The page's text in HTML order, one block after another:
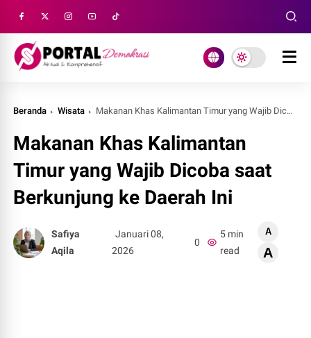
Beranda Wisata Makanan Khas Kalimantan Timur yang Wajib Dicoba saat Berkunjung ke Daerah Ini
Makanan Khas Kalimantan
Timur yang Wajib Dicoba saat
Berkunjung ke Daerah Ini
Safiya
Aqila
Januari 08,
2026
0
5 min
read
A
A